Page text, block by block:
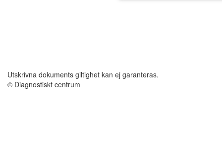
Utskrivna dokuments giltighet kan ej garanteras.
© Diagnostiskt centrum